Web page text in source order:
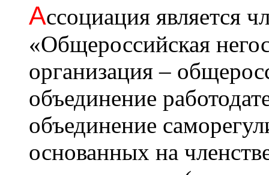
Ассоциация является
«Общероссийская
организация –
объединение
объединение
основанных на